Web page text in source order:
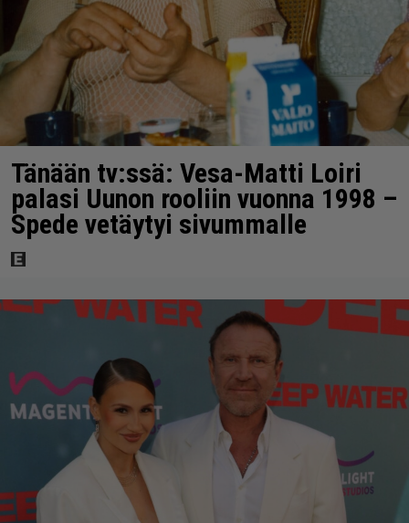
Tänään tv:ssä: Vesa-Matti Loiri
palasi Uunon rooliin vuonna 1998 –
Spede vetäytyi sivummalle